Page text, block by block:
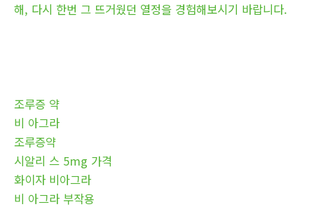
해, 다시 한번 그 뜨거웠던 열정을 경험해보시기 바랍니다.
조루증 약
비 아그라
조루증약
시알리 스 5mg 가격
화이자 비아그라
비 아그라 부작용